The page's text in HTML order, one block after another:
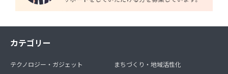
カテゴリー
テクノロジー・ガジェット
まちづくり・地域活性化